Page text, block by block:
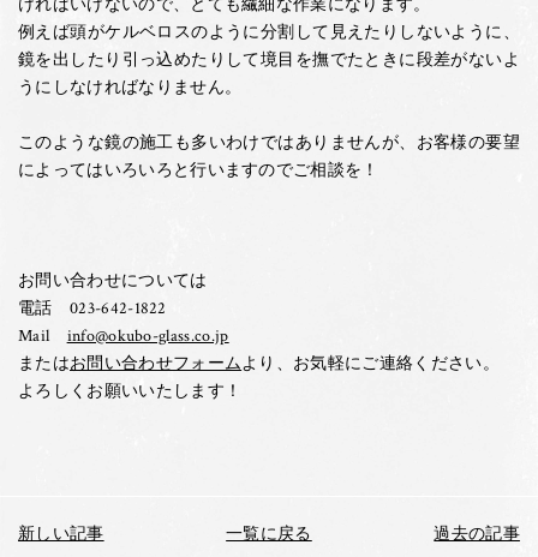
例えば頭がケルベロスのように分割して見えたりしないように、
鏡を出したり引っ込めたりして境目を撫でたときに段差がないよ
うにしなければなりません。
このような鏡の施工も多いわけではありませんが、お客様の要望
によってはいろいろと行いますのでご相談を！
お問い合わせについては
電話 023-642-1822
Mail info@okubo-glass.co.jp
またはお問い合わせフォームより、お気軽にご連絡ください。
よろしくお願いいたします！
新しい記事 一覧に戻る 過去の記事